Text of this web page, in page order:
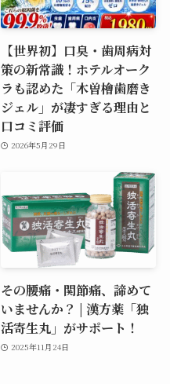
【世界初】口臭・歯周病対
策の新常識！ホテルオーク
ラも認めた「木曽檜歯磨き
ジェル」が凄すぎる理由と
口コミ評価
2026年5月29日
その腰痛・関節痛、諦めて
いませんか？ | 漢方薬「独
活寄生丸」がサポート！
2025年11月24日